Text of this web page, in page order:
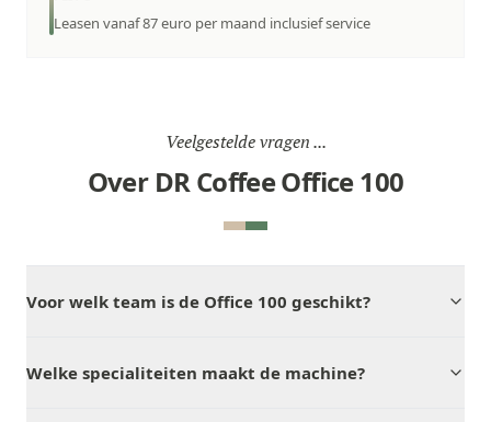
Leasen vanaf 87 euro per maand inclusief service
Veelgestelde vragen ...
Over DR Coffee Office 100
Voor welk team is de Office 100 geschikt?
Welke specialiteiten maakt de machine?